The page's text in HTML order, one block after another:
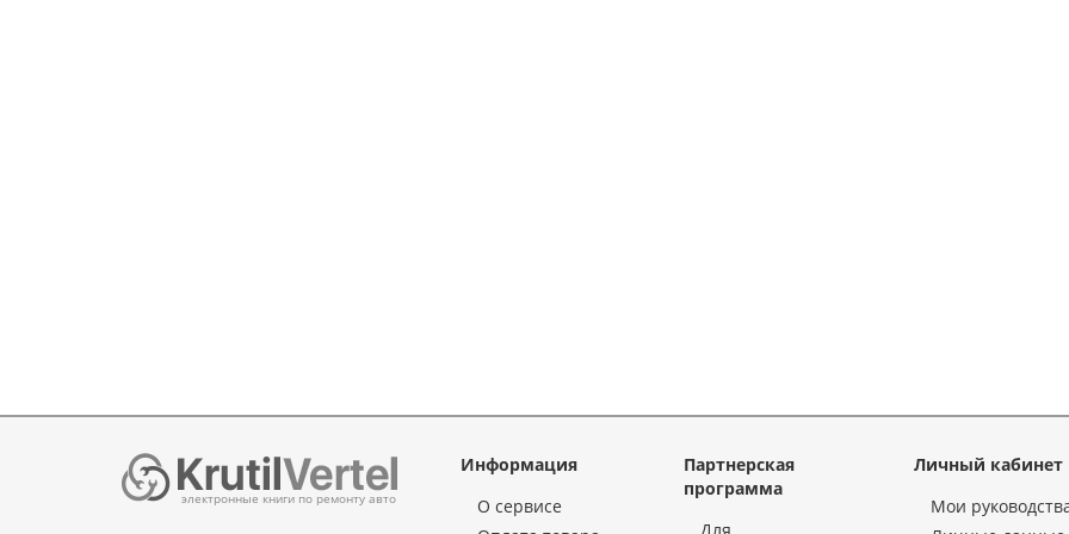
электронные книги по ремонту авто
Информация
О сервисе
Партнерская
программа
Личный кабинет
Мои